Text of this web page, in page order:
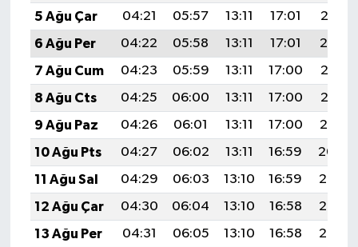
5 Ağu Çar
04:21 05:57 13:11 17:01
20:15
6 Ağu Per
04:22 05:58 13:11 17:01
20:14
7 Ağu Cum
04:23 05:59 13:11 17:00
20:13
8 Ağu Cts
04:25 06:00 13:11 17:00
20:12
9 Ağu Paz
04:26 06:01 13:11 17:00
20:10
10 Ağu Pts
04:27 06:02 13:11 16:59
20:09
11 Ağu Sal
04:29 06:03 13:10 16:59
20:08
12 Ağu Çar
04:30 06:04 13:10 16:58
20:07
13 Ağu Per
04:31 06:05 13:10 16:58
20:06